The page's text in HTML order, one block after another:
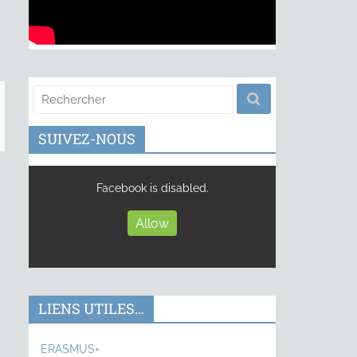
SUIVEZ-NOUS
Facebook is disabled.
Allow
LIENS UTILES…
ERASMUS+